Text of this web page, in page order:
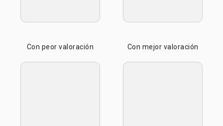
Con peor valoración Con mejor valoración